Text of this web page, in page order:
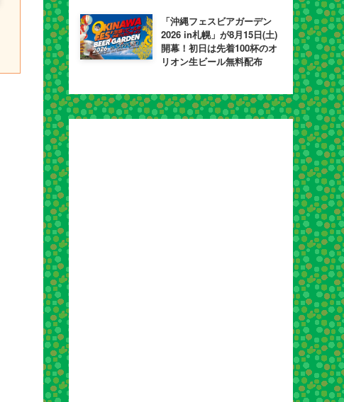
「沖縄フェスビアガーデン
2026 in札幌」が8月15日(土)
開幕！初日は先着100杯のオ
リオン生ビール無料配布